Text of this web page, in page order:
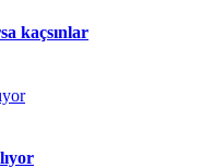
kaçsınlar